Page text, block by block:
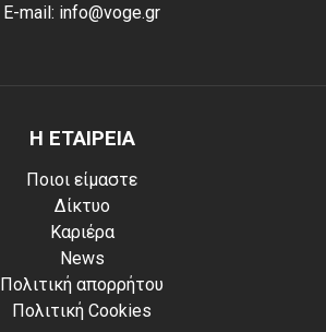
E-mail: info@voge.gr
Η ΕΤΑΙΡΕΙΑ
Ποιοι είμαστε
Δίκτυο
Καριέρα
News
Πολιτική απορρήτου
Πολιτική Cookies